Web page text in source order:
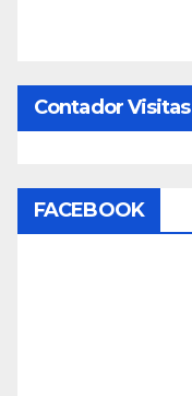
Contador Visitas
FACEBOOK